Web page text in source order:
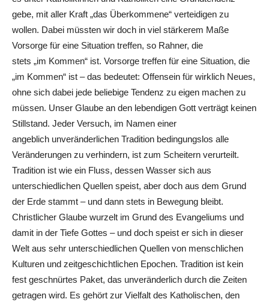
gebe, mit aller Kraft „das Überkommene“ verteidigen zu
wollen. Dabei müssten wir doch in viel stärkerem Maße
Vorsorge für eine Situation treffen, so Rahner, die
stets „im Kommen“ ist. Vorsorge treffen für eine Situation, die
„im Kommen“ ist – das bedeutet: Offensein für wirklich Neues,
ohne sich dabei jede beliebige Tendenz zu eigen machen zu
müssen. Unser Glaube an den lebendigen Gott verträgt keinen
Stillstand. Jeder Versuch, im Namen einer
angeblich unveränderlichen Tradition bedingungslos alle
Veränderungen zu verhindern, ist zum Scheitern verurteilt.
Tradition ist wie ein Fluss, dessen Wasser sich aus
unterschiedlichen Quellen speist, aber doch aus dem Grund
der Erde stammt – und dann stets in Bewegung bleibt.
Christlicher Glaube wurzelt im Grund des Evangeliums und
damit in der Tiefe Gottes – und doch speist er sich in dieser
Welt aus sehr unterschiedlichen Quellen von menschlichen
Kulturen und zeitgeschichtlichen Epochen. Tradition ist kein
fest geschnürtes Paket, das unveränderlich durch die Zeiten
getragen wird. Es gehört zur Vielfalt des Katholischen, den